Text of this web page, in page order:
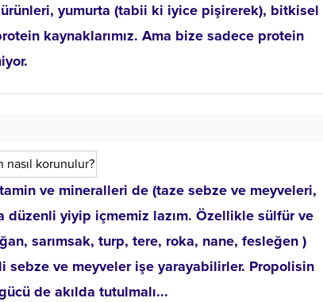
yumurta (tabii ki iyice pişirerek), bitkisel
kaynaklarımız. Ama bize sadece protein
ve mineralleri de (taze sebze ve meyveleri,
düzenli yiyip içmemiz lazım. Özellikle sülfür ve
sarımsak, turp, tere, roka, nane, fesleğen )
sebze ve meyveler işe yarayabilirler. Propolisin
de akılda tutulmalı...